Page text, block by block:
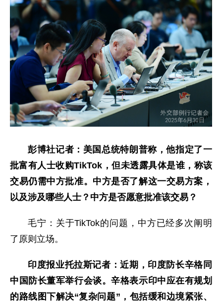
彭博社记者：美国总统特朗普称，他指定了一
批富有人士收购TikTok，但未透露具体是谁，称该
交易仍需中方批准。中方是否了解这一交易方案，
以及涉及哪些人士？中方是否愿意批准该交易？
毛宁：关于TikTok的问题，中方已经多次阐明
了原则立场。
印度报业托拉斯记者：近期，印度防长辛格同
中国防长董军举行会谈。辛格表示印中应在有规划
的路线图下解决“复杂问题”，包括缓和边境紧张、